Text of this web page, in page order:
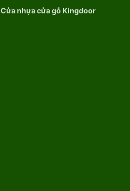
Cửa nhựa cửa gỗ Kingdoor